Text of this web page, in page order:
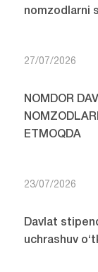
nomzodlarni
27/07/2026
NOMDOR
ETMOQDA
23/07/2026
Davlat
uchrashuv